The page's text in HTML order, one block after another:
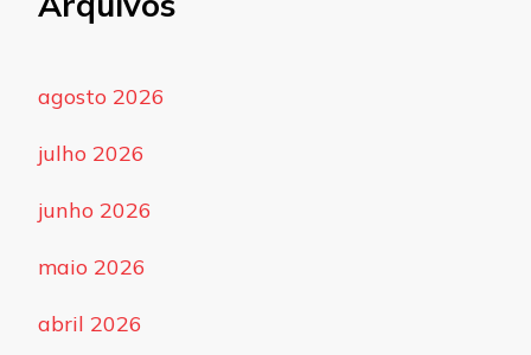
agosto 2026
julho 2026
junho 2026
maio 2026
abril 2026